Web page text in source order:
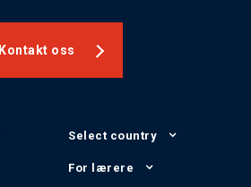
Kontakt oss
Select country
For lærere